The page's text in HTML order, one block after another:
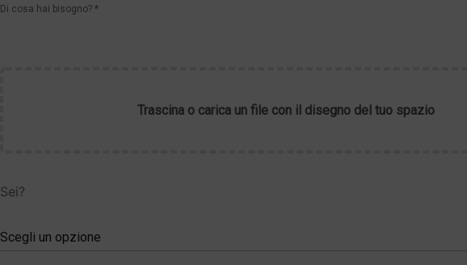
Di cosa hai bisogno? *
Trascina o carica un file con il disegno del tuo spazio
Sei?
Scegli un opzione